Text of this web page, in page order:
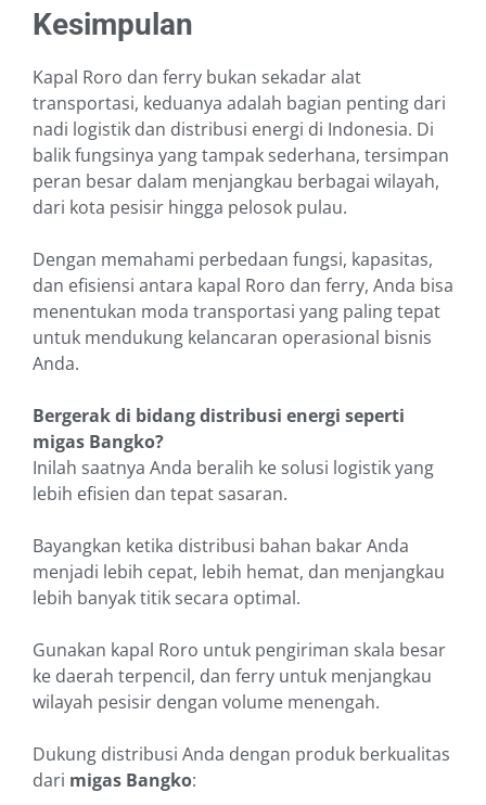
Kesimpulan
Kapal Roro dan ferry bukan sekadar alat
transportasi, keduanya adalah bagian penting dari
nadi logistik dan distribusi energi di Indonesia. Di
balik fungsinya yang tampak sederhana, tersimpan
peran besar dalam menjangkau berbagai wilayah,
dari kota pesisir hingga pelosok pulau.
Dengan memahami perbedaan fungsi, kapasitas,
dan efisiensi antara kapal Roro dan ferry, Anda bisa
menentukan moda transportasi yang paling tepat
untuk mendukung kelancaran operasional bisnis
Anda.
Bergerak di bidang distribusi energi seperti
migas Bangko?
Inilah saatnya Anda beralih ke solusi logistik yang
lebih efisien dan tepat sasaran.
Bayangkan ketika distribusi bahan bakar Anda
menjadi lebih cepat, lebih hemat, dan menjangkau
lebih banyak titik secara optimal.
Gunakan kapal Roro untuk pengiriman skala besar
ke daerah terpencil, dan ferry untuk menjangkau
wilayah pesisir dengan volume menengah.
Dukung distribusi Anda dengan produk berkualitas
dari migas Bangko: